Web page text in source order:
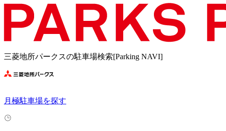
三菱地所パークスの駐車場検索[Parking NAVI]
月極駐車場を探す